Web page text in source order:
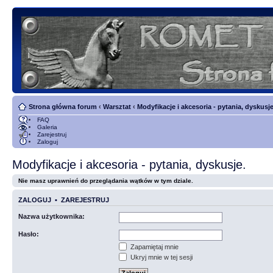
Strona główna forum ‹ Warsztat ‹ Modyfikacje i akcesoria - pytania,
FAQ
Galeria
Zarejestruj
Zaloguj
Modyfikacje i akcesoria - pytania, dyskusje.
Nie masz uprawnień do przeglądania wątków w tym dziale.
ZALOGUJ • ZAREJESTRUJ
Nazwa użytkownika:
Hasło:
Zapamiętaj mnie
Ukryj mnie w tej sesji